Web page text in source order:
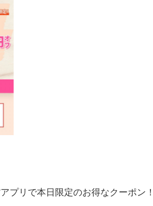
プリで本日限定のお得なクーポン！